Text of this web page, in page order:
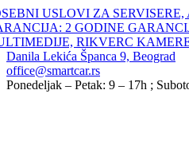
Skip
to
content
USLOVI ZA
2 GODINE
RIKVERC
Danila Lekića Španca 9, Beograd
office@smartcar.rs
Ponedeljak – Petak: 9 – 17h ;